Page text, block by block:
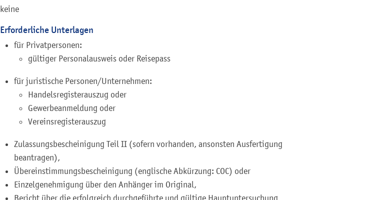
keine
Erforderliche Unterlagen
für Privatpersonen:
gültiger Personalausweis oder Reisepass
für juristische Personen/Unternehmen:
Handelsregisterauszug oder
Gewerbeanmeldung oder
Vereinsregisterauszug
Zulassungsbescheinigung Teil II (sofern vorhanden, ansonsten Ausfertigung
beantragen),
Übereinstimmungsbescheinigung (englische Abkürzung: COC) oder
Einzelgenehmigung über den Anhänger im Original,